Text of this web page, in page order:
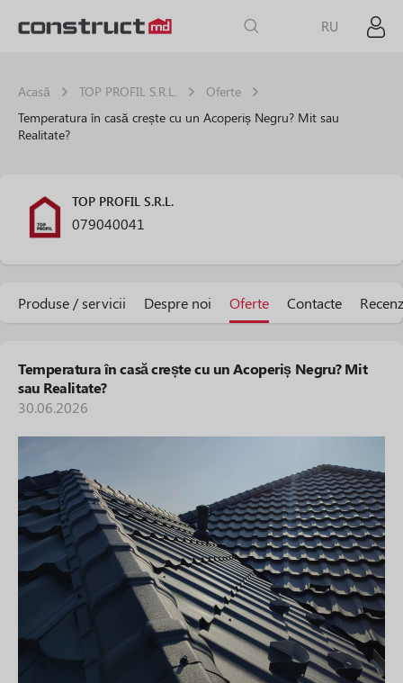
RU
Acasă TOP PROFIL S.R.L.
Oferte
Temperatura în casă crește cu un Acoperiș Negru? Mit sau
Realitate?
TOP PROFIL S.R.L.
079040041
Produse / servicii Despre noi Oferte Contacte
Temperatura în casă crește cu un Acoperiș Negru? Mit
sau Realitate?
30.06.2026